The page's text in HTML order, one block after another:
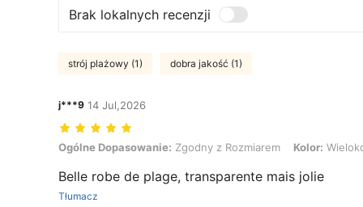
Brak lokalnych recenzji
strój plażowy (1) dobra jakość (1)
j***9 14 Jul,2026
Ogólne Dopasowanie: Zgodny z Rozmiarem, Kolor: Wielokolorowe,
Ogólne Dopasowanie: Zgodny z Rozmiarem Kolor:
Belle robe de plage, transparente mais jolie
Tłumacz